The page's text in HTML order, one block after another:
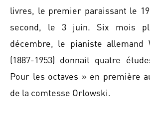
livres, le premier paraissant le
second, le 3 juin. Six mois
décembre, le pianiste allemand
(1887-1953) donnait quatre
Pour les octaves » en première
de la comtesse Orlowski.